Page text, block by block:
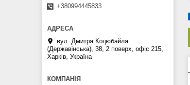
+380994445833
вул. Дмитра Коцюбайла
(Державінська), 38, 2 поверх, офіс 215,
Харків, Україна